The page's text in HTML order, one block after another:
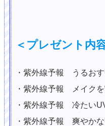
＜プレゼント内
・紫外線予報 うるお
・紫外線予報 メイク
・紫外線予報 冷たい
・紫外線予報 爽やか